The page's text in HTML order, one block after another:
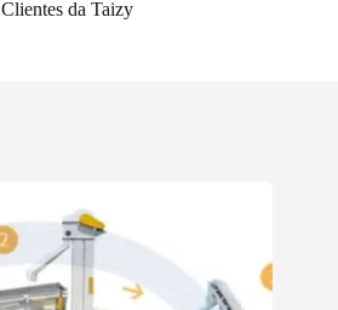
Clientes da Taizy